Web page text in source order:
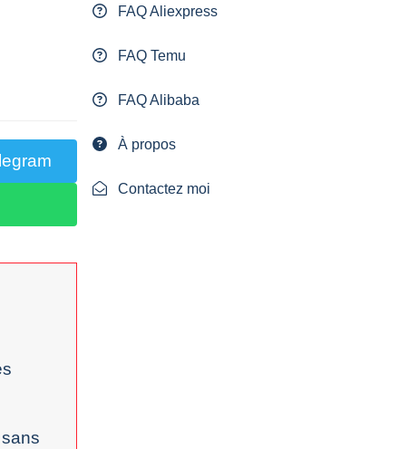
FAQ Aliexpress
FAQ Temu
FAQ Alibaba
À propos
Contactez moi